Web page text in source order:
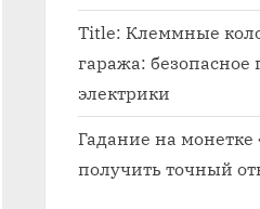
Title: Клеммные
гаража:
электрики
Гадание на монетке
получить точный